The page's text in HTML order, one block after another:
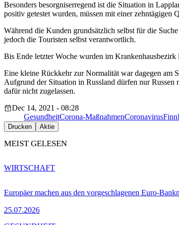
Besonders besorgniserregend ist die Situation in
positiv getestet wurden, müssen mit einer zehntägigen
Während die Kunden grundsätzlich selbst für die
jedoch die Touristen selbst verantwortlich.
Bis Ende letzter Woche wurden im
Eine kleine Rückkehr zur Normalität war dagegen am
Aufgrund der Situation in Russland dürfen nur
dafür nicht zugelassen.
Dec 14, 2021 - 08:28
GesundheitCorona-MaßnahmenCoronavirus
Drucken Aktie
MEIST GELESEN
Europäer machen aus den vorgeschlagenen Euro-
25.07.2026
WIRTSCHAFT